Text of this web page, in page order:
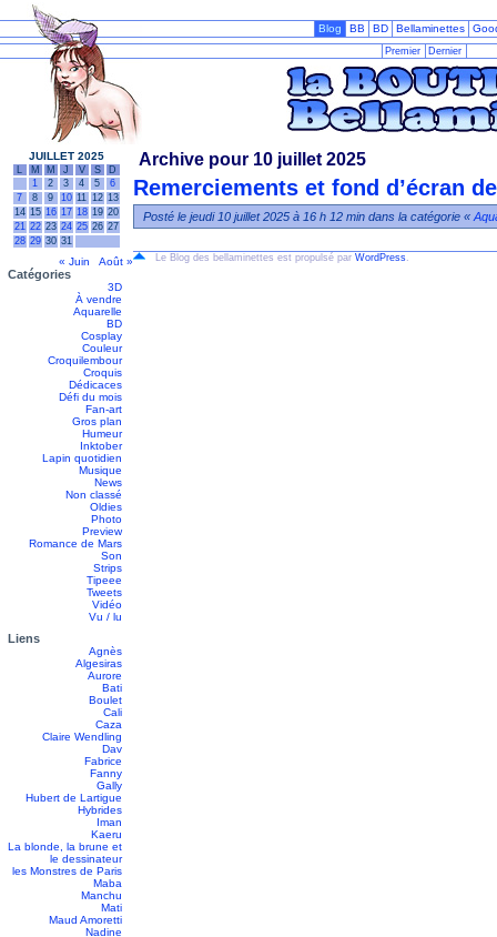
Blog BB BD Bellaminettes
Premier Dernier
JUILLET 2025
L M M J V S
D
1
2 3 4 5
6
7
8 9 10 11 12 13
14 15 16 17 18 19 20
21 22 23 24 25 26 27
28 29 30 31
« Juin Août »
Catégories
3D
À vendre
Aquarelle
BD
Cosplay
Couleur
Croquilembour
Croquis
Dédicaces
Défi du mois
Fan-art
Gros plan
Humeur
Inktober
Lapin quotidien
Musique
News
Non classé
Oldies
Photo
Preview
Romance de Mars
Son
Strips
Tipeee
Tweets
Vidéo
Vu / lu
Liens
Agnès
Algesiras
Aurore
Bati
Boulet
Cali
Caza
Claire Wendling
Dav
Fabrice
Fanny
Gally
Hubert de Lartigue
Hybrides
Iman
Kaeru
La blonde, la brune et
le dessinateur
les Monstres de Paris
Maba
Manchu
Mati
Maud Amoretti
Nadine
Archive pour 10 juillet 2025
Remerciements et fond d’écran
Posté le jeudi 10 juillet 2025 à 16 h 12 min dans la catégorie «
Le Blog des bellaminettes est propulsé par WordPress.